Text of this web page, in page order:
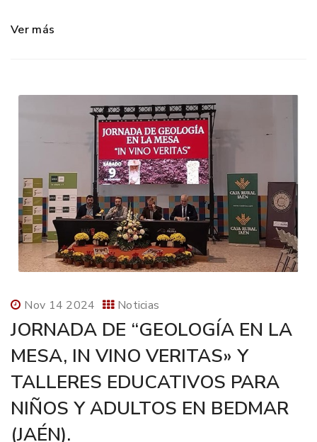
Ver más
Nov 14 2024 Noticias
JORNADA DE “GEOLOGÍA EN LA
MESA, IN VINO VERITAS» Y
TALLERES EDUCATIVOS PARA
NIÑOS Y ADULTOS EN BEDMAR
(JAÉN).